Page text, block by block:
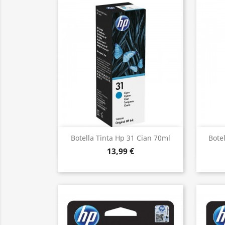
Botella Tinta Hp 31 Cian 70ml
13,99 €
Vista ràpida